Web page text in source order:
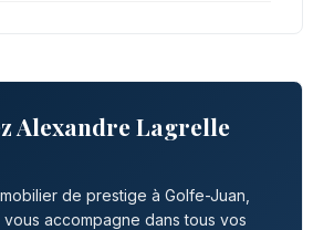
Alexandre Lagrelle
de prestige à Golfe-Juan,
accompagne dans tous vos